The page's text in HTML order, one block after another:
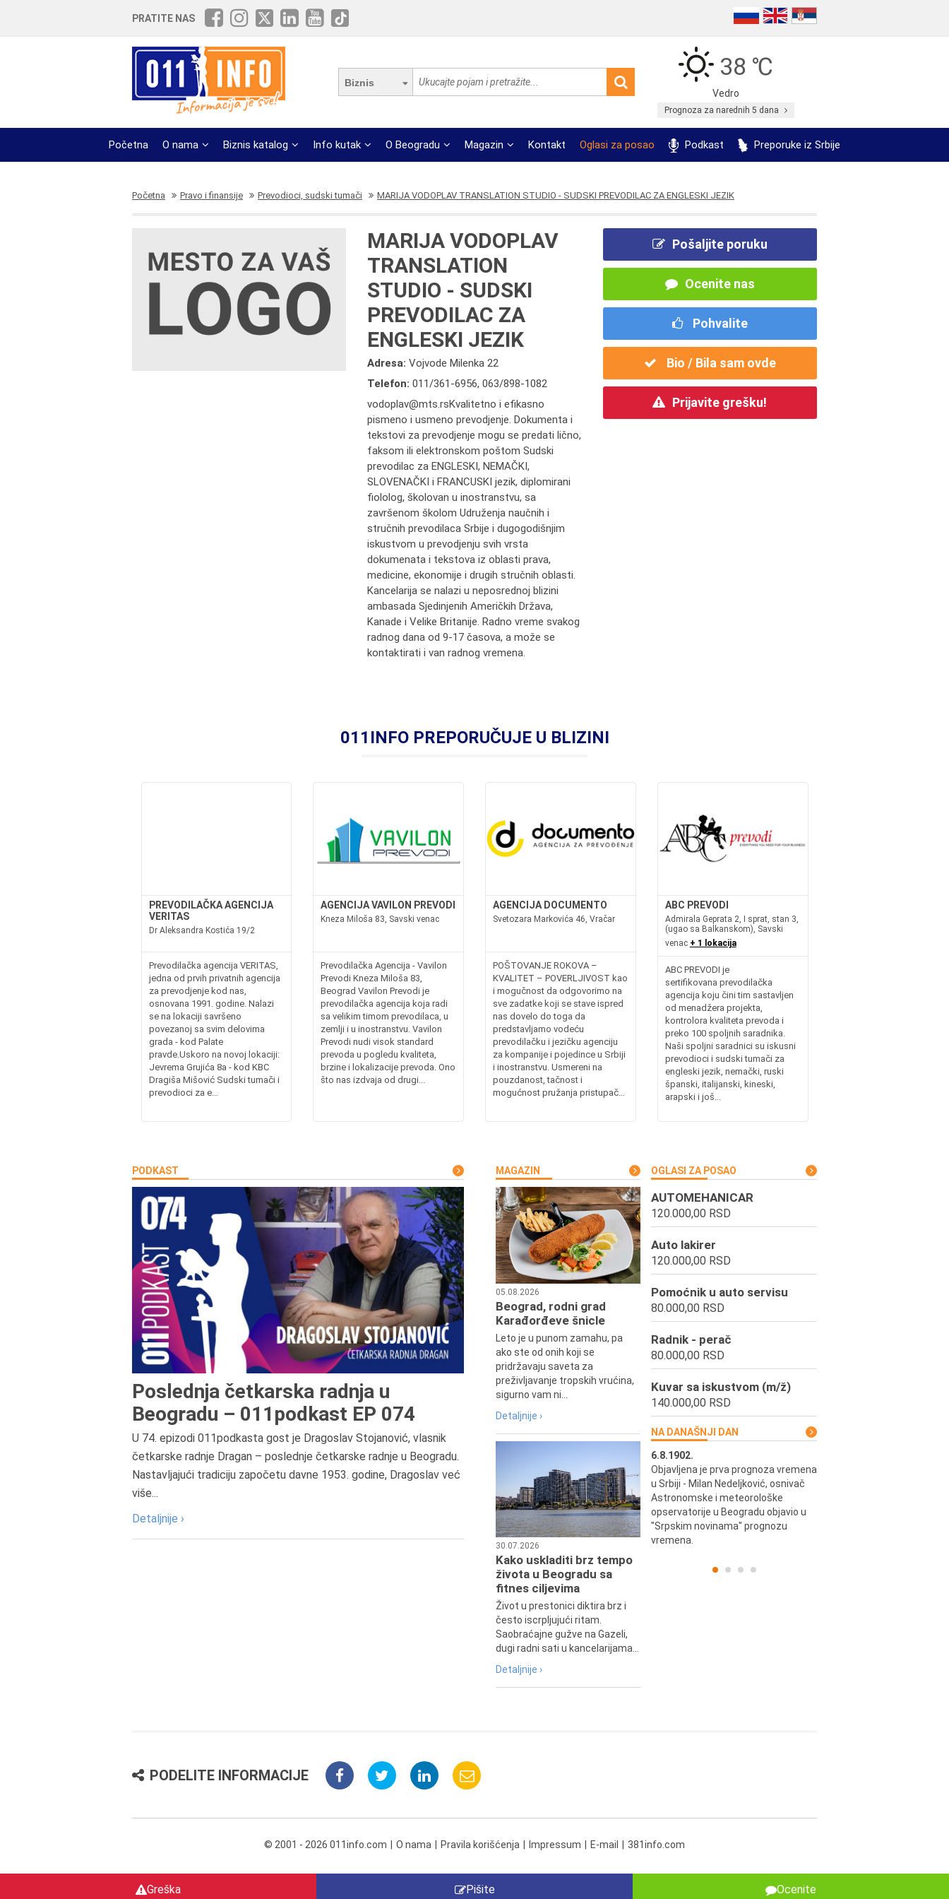
PRATITE NAS
Biznis
38 ℃
Vedro
Prognoza za narednih 5 dana
Početna O nama Biznis katalog Info kutak O Beogradu Magazin Kontakt Oglasi za posao Podkast Preporuke iz Srbije
Početna Pravo i finansije Prevodioci, sudski tumači MARIJA VODOPLAV TRANSLATION STUDIO - SUDSKI PREVODILAC ZA ENGLESKI JEZIK
MARIJA VODOPLAV
TRANSLATION
STUDIO - SUDSKI
PREVODILAC ZA
ENGLESKI JEZIK
Adresa:Vojvode Milenka 22
Telefon:011/361-6956,063/898-1082
vodoplav@mts.rsKvalitetno i efikasno
pismeno i usmeno prevodjenje. Dokumenta i
tekstovi za prevodjenje mogu se predati lično,
faksom ili elektronskom poštom Sudski
prevodilac za ENGLESKI, NEMAČKI,
SLOVENAČKI i FRANCUSKI jezik, diplomirani
fiololog, školovan u inostranstvu, sa
završenom školom Udruženja naučnih i
stručnih prevodilaca Srbije i dugogodišnjim
iskustvom u prevodjenju svih vrsta
dokumenata i tekstova iz oblasti prava,
medicine, ekonomije i drugih stručnih oblasti.
Kancelarija se nalazi u neposrednoj blizini
ambasada Sjedinjenih Američkih Država,
Kanade i Velike Britanije. Radno vreme svakog
radnog dana od 9-17 časova, a može se
kontaktirati i van radnog vremena.
Pošaljite poruku
Ocenite nas
Pohvalite
Bio / Bila sam ovde
Prijavite grešku!
011INFO PREPORUČUJE U BLIZINI
PREVODILAČKA AGENCIJA
VERITAS
Dr Aleksandra Kostića 19/2
Prevodilačka agencija VERITAS,
jedna od prvih privatnih agencija
za prevodjenje kod nas,
osnovana 1991. godine. Nalazi
se na lokaciji savršeno
povezanoj sa svim delovima
grada - kod Palate
pravde.Uskoro na novoj lokaciji:
Jevrema Grujića 8a - kod KBC
Dragiša Mišović Sudski tumači i
prevodioci za e...
AGENCIJA VAVILON PREVODI
Kneza Miloša 83, Savski venac
Prevodilačka Agencija - Vavilon
Prevodi Kneza Miloša 83,
Beograd Vavilon Prevodi je
prevodilačka agencija koja radi
sa velikim timom prevodilaca, u
zemlji i u inostranstvu. Vavilon
Prevodi nudi visok standard
prevoda u pogledu kvaliteta,
brzine i lokalizacije prevoda. Ono
što nas izdvaja od drugi...
AGENCIJA DOCUMENTO
Svetozara Markovića 46, Vračar
POŠTOVANJE ROKOVA –
KVALITET – POVERLJIVOST kao
i mogučnost da odgovorimo na
sve zadatke koji se stave ispred
nas dovelo do toga da
predstavljamo vodeću
prevodilačku i jezičku agenciju
za kompanije i pojedince u Srbiji
i inostranstvu. Usmereni na
pouzdanost, tačnost i
mogućnost pružanja pristupač...
ABC PREVODI
Admirala Geprata 2, I sprat, stan 3,
(ugao sa Balkanskom), Savski
venac + 1 lokacija
ABC PREVODI je
sertifikovana prevodilačka
agencija koju čini tim sastavljen
od menadžera projekta,
kontrolora kvaliteta prevoda i
preko 100 spoljnih saradnika.
Naši spoljni saradnici su iskusni
prevodioci i sudski tumači za
engleski jezik, nemački, ruski
španski, italijanski, kineski,
arapski i još...
PODKAST
Poslednja četkarska radnja u
Beogradu – 011podkast EP 074
U 74. epizodi 011podkasta gost je Dragoslav Stojanović, vlasnik
četkarske radnje Dragan – poslednje četkarske radnje u Beogradu.
Nastavljajući tradiciju započetu davne 1953. godine, Dragoslav već
više...
Detaljnije ›
MAGAZIN
05.08.2026
Beograd, rodni grad
Karađorđeve šnicle
Leto je u punom zamahu, pa
ako ste od onih koji se
pridržavaju saveta za
preživljavanje tropskih vrućina,
sigurno vam ni...
Detaljnije ›
30.07.2026
Kako uskladiti brz tempo
života u Beogradu sa
fitnes ciljevima
Život u prestonici diktira brz i
često iscrpljujući ritam.
Saobraćajne gužve na Gazeli,
dugi radni sati u kancelarijama...
Detaljnije ›
OGLASI ZA POSAO
AUTOMEHANICAR
120.000,00 RSD
Auto lakirer
120.000,00 RSD
Pomoćnik u auto servisu
80.000,00 RSD
Radnik - perač
80.000,00 RSD
Kuvar sa iskustvom (m/ž)
140.000,00 RSD
NA DANAŠNJI DAN
Preminula je Zorka Boljanović,
vazduhoplovni inženjer, predsednik
Udruženja žena pilota Jugoslavije.
6.8.1902.
Objavljena je prva prognoza vremena
u Srbiji - Milan Nedeljković, osnivač
Astronomske i meteorološke
opservatorije u Beogradu objavio u
"Srpskim novinama" prognozu
vremena.
PODELITE INFORMACIJE
Greška Pišite Ocenite
© 2001 - 2026 011info.com O nama Pravila korišćenja Impressum E-mail 381info.com